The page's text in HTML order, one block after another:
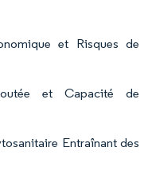
et Risques de
et Capacité de
Entraînant des